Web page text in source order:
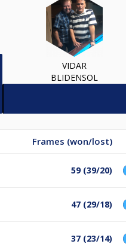
VIDAR
BLIDENSOL
Frames (won/lost)
59 (39/20)
47 (29/18)
37 (23/14)